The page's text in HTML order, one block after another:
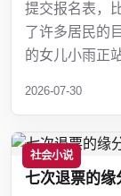
提交报名表，
了许多居民的
的女儿小雨正
2026-07-30
社会小说
七次退票的缘